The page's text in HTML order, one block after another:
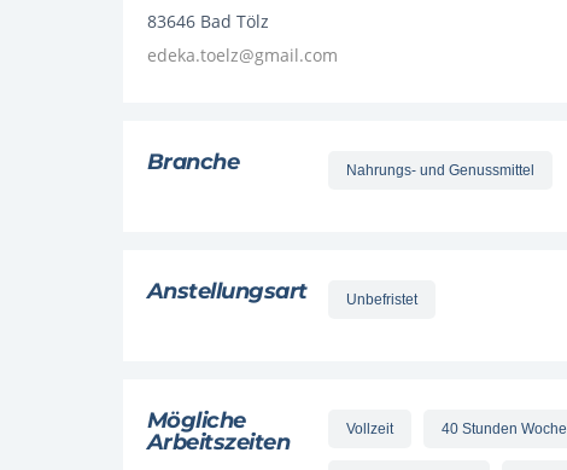
83646 Bad Tölz
edeka.toelz@gmail.com
Branche Nahrungs- und Genussmittel
Anstellungsart Unbefristet
Mögliche
Arbeitszeiten
Vollzeit 40 Stunden Woche